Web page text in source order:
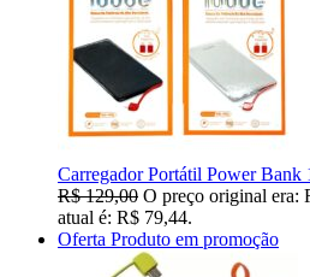
Carregador Portátil Power
R$129,00 O preço original era:
atual é: R$ 79,44.
Oferta Produto em promoção